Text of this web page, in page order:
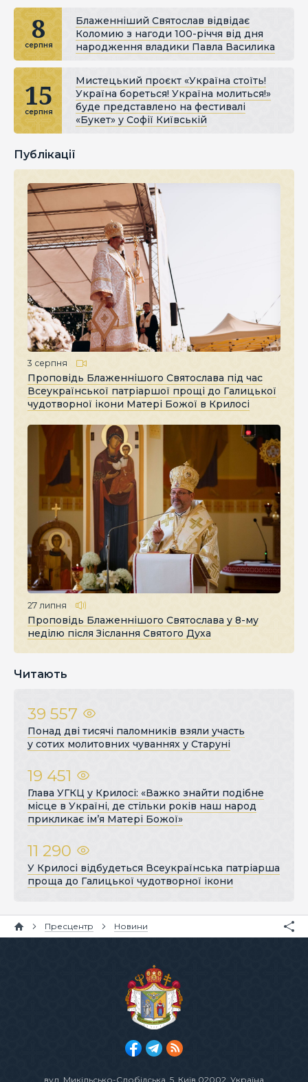
8
серпня
Блаженніший Святослав відвідає
Коломию з нагоди 100-річчя від дня
народження владики Павла Василика
15
серпня
Мистецький проєкт «Україна стоїть!
Україна бореться! Україна молиться!»
буде представлено на фестивалі
«Букет» у Софії Київській
Публікації
3 серпня
Проповідь Блаженнішого Святослава під час
Всеукраїнської патріаршої прощі до Галицької
чудотворної ікони Матері Божої в Крилосі
27 липня
Проповідь Блаженнішого Святослава у 8-му
неділю після Зіслання Святого Духа
Читають
39 557
Понад дві тисячі паломників взяли участь
у сотих молитовних чуваннях у Старуні
19 451
Глава УГКЦ у Крилосі: «Важко знайти подібне
місце в Україні, де стільки років наш народ
прикликає ім’я Матері Божої»
11 290
У Крилосі відбудеться Всеукраїнська патріарша
проща до Галицької чудотворної ікони
Пресцентр Новини
вул. Микільсько-Слобідська, 5 , Київ 02002, Україна